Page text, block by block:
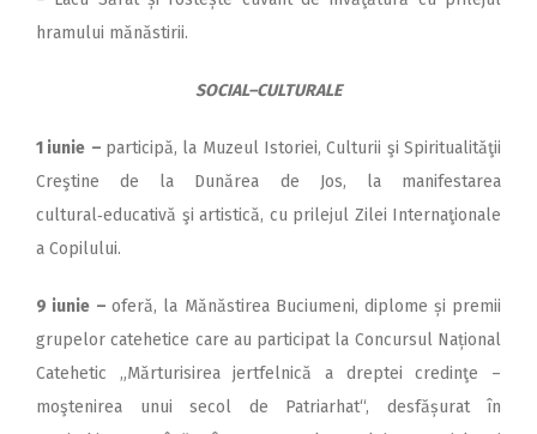
hramului mănăstirii.
SOCIAL–CULTURALE
1 iunie – participă, la Muzeul Istoriei, Culturii şi Spiritualităţii
Creştine de la Dunărea de Jos, la manifestarea
cultural‑educativă şi artistică, cu prilejul Zilei Internaţionale
a Copilului.
9 iunie –oferă, la Mănăstirea Buciumeni, diplome și premii
grupelor catehetice care au participat la Concursul Național
Catehetic „Mărturisirea jertfelnică a dreptei credinţe –
moştenirea unui secol de Patriarhat“, desfășurat în